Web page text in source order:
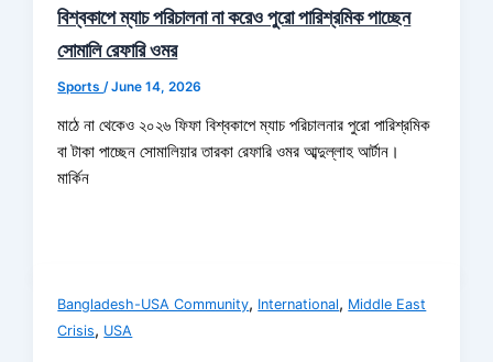
বিশ্বকাপে ম্যাচ পরিচালনা না করেও পুরো পারিশ্রমিক পাচ্ছেন
সোমালি রেফারি ওমর
Sports/June 14, 2026
মাঠে না থেকেও ২০২৬ ফিফা বিশ্বকাপে ম্যাচ পরিচালনার পুরো পারিশ্রমিক
বা টাকা পাচ্ছেন সোমালিয়ার তারকা রেফারি ওমর আব্দুল্লাহ আর্টান।
মার্কিন
Bangladesh-USA Community, International, Middle East
Crisis, USA